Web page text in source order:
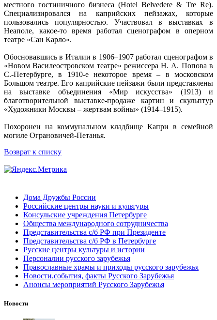
местного гостиничного бизнеса (Hotel Belvedere & Tre Re).
Специализировался на каприйских пейзажах, которые
пользовались популярностью. Участвовал в выставках в
Неаполе, какое-то время работал сценографом в оперном
театре «Сан Карло».
Обосновавшись в Италии в 1906‒1907 работал сценографом в
«Новом Василеостровском театре» режиссера Н. А. Попова в
С.-Петербурге, в 1910-е некоторое время – в московском
Большом театре. Его каприйские пейзажи были представлены
на выставке объединения «Мир искусства» (1913) и
благотворительной выставке-продаже картин и скульптур
«Художники Москвы – жертвам войны» (1914‒1915).
Похоронен на коммунальном кладбище Капри в семейной
могиле Ограновичей-Петанья.
Возврат к списку
Дома Дружбы России
Российские центры науки и культуры
Консульские учреждения Петербурге
Общества международного сотрудничества
Представительства с/б РФ при Президенте
Представительства с/б РФ в Петербурге
Русские центры культуры и истории
Персоналии русского зарубежья
Православные храмы и приходы русского зарубежья
Новости,события, факты Русского Зарубежья
Анонсы мероприятий Русского Зарубежья
Новости